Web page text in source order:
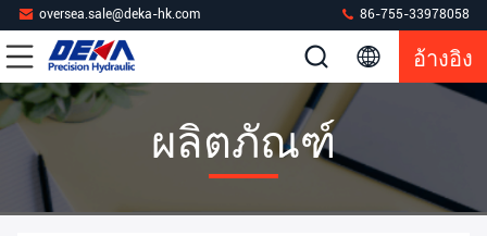
oversea.sale@deka-hk.com 86-755-33978058
อ้างอิง
ผลิตภัณฑ์